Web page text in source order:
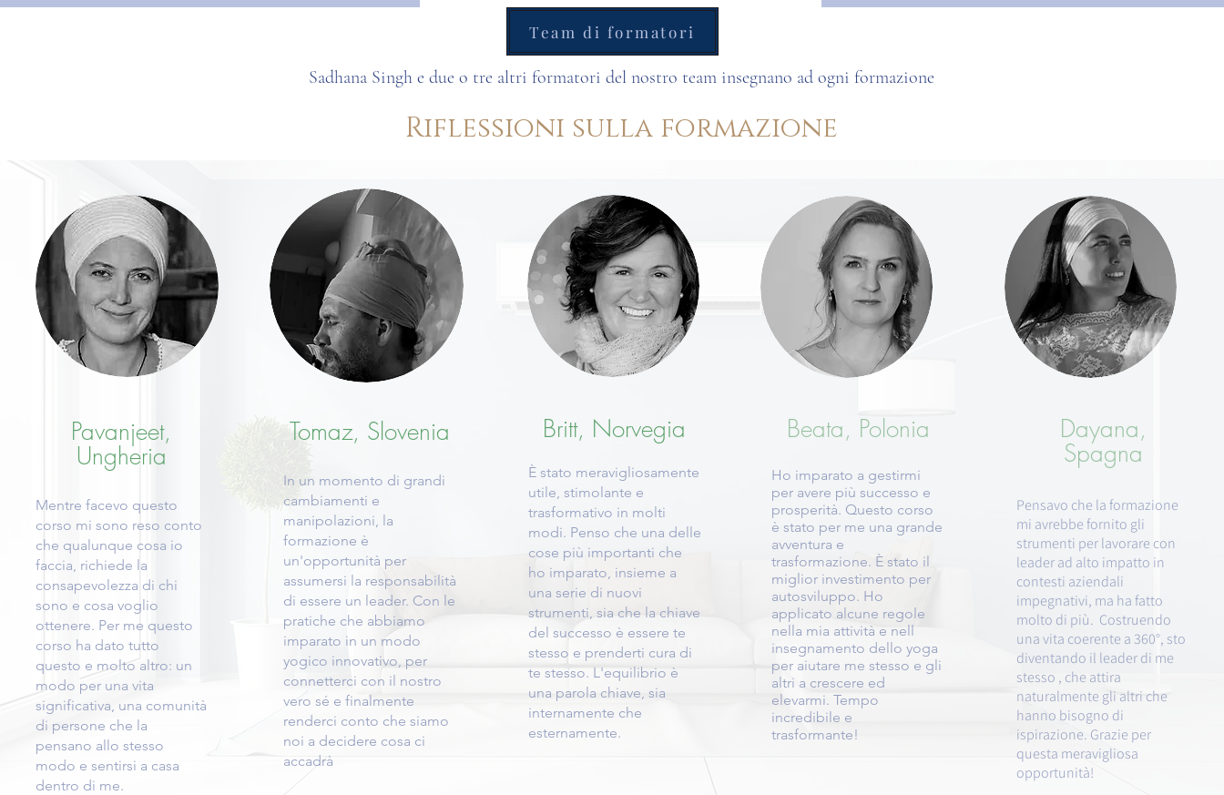
Team di formatori
Sadhana Singh e due o tre altri formatori del nostro team insegnano ad ogni formazione
Riflessioni sulla formazione
Pavanjeet,
Ungheria
Mentre facevo questo
corso mi sono reso conto
che qualunque cosa io
faccia, richiede la
consapevolezza di chi
sono e cosa voglio
ottenere. Per me questo
corso ha dato tutto
questo e molto altro: un
modo per una vita
significativa, una comunità
di persone che la
pensano allo stesso
modo e sentirsi a casa
dentro di me.
Tomaz, Slovenia
In un momento di grandi
cambiamenti e
manipolazioni, la
formazione è
un'opportunità per
assumersi la responsabilità
di essere un leader. Con le
pratiche che abbiamo
imparato in un modo
yogico innovativo, per
connetterci con il nostro
vero sé e finalmente
renderci conto che siamo
noi a decidere cosa ci
accadrà
Britt, Norvegia
È stato meravigliosamente
utile, stimolante e
trasformativo in molti
modi. Penso che una delle
cose più importanti che
ho imparato, insieme a
una serie di nuovi
strumenti, sia che la chiave
del successo è essere te
stesso e prenderti cura di
te stesso. L'equilibrio è
una parola chiave, sia
internamente che
esternamente.
Beata, Polonia
Ho imparato a gestirmi
per avere più successo e
prosperità. Questo corso
è stato per me una grande
avventura e
trasformazione. È stato il
miglior investimento per
autosviluppo. Ho
applicato alcune regole
nella mia attività e nell
insegnamento dello yoga
per aiutare me stesso e gli
altri a crescere ed
elevarmi. Tempo
incredibile e
trasformante!
Dayana,
Spagna
Pensavo che la formazione
mi avrebbe fornito gli
strumenti per lavorare con
leader ad alto impatto in
contesti aziendali
impegnativi, ma ha fatto
molto di più. Costruendo
una vita coerente a 360°, sto
diventando il leader di me
stesso , che attira
naturalmente gli altri che
hanno bisogno di
ispirazione. Grazie per
questa meravigliosa
opportunità!